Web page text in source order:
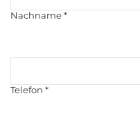
Nachname*
Telefon *